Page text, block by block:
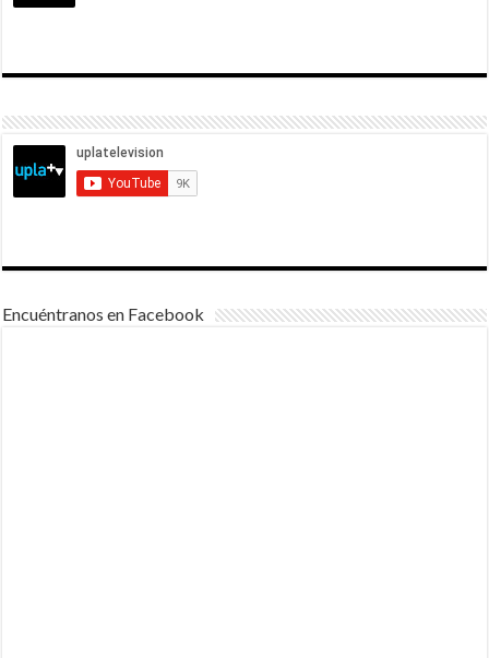
Encuéntranos en Facebook